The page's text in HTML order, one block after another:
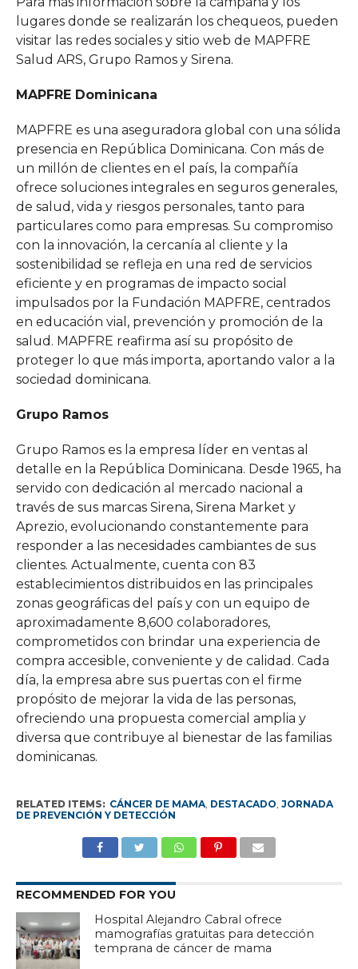
lugares donde se realizarán los chequeos, pueden
visitar las redes sociales y sitio web de MAPFRE
Salud ARS, Grupo Ramos y Sirena.
MAPFRE Dominicana
MAPFRE es una aseguradora global con una sólida
presencia en República Dominicana. Con más de
un millón de clientes en el país, la compañía
ofrece soluciones integrales en seguros generales,
de salud, vida y riesgos personales, tanto para
particulares como para empresas. Su compromiso
con la innovación, la cercanía al cliente y la
sostenibilidad se refleja en una red de servicios
eficiente y en programas de impacto social
impulsados por la Fundación MAPFRE, centrados
en educación vial, prevención y promoción de la
salud. MAPFRE reafirma así su propósito de
proteger lo que más importa, aportando valor a la
sociedad dominicana.
Grupo Ramos
Grupo Ramos es la empresa líder en ventas al
detalle en la República Dominicana. Desde 1965, ha
servido con dedicación al mercado nacional a
través de sus marcas Sirena, Sirena Market y
Aprezio, evolucionando constantemente para
responder a las necesidades cambiantes de sus
clientes. Actualmente, cuenta con 83
establecimientos distribuidos en las principales
zonas geográficas del país y con un equipo de
aproximadamente 8,600 colaboradores,
comprometidos con brindar una experiencia de
compra accesible, conveniente y de calidad. Cada
día, la empresa abre sus puertas con el firme
propósito de mejorar la vida de las personas,
ofreciendo una propuesta comercial amplia y
diversa que contribuye al bienestar de las familias
dominicanas.
RELATED ITEMS: CÁNCER DE MAMA, DESTACADO, JORNADA
DE PREVENCIÓN Y DETECCIÓN
RECOMMENDED FOR YOU
Hospital Alejandro Cabral ofrece
mamografías gratuitas para detección
temprana de cáncer de mama